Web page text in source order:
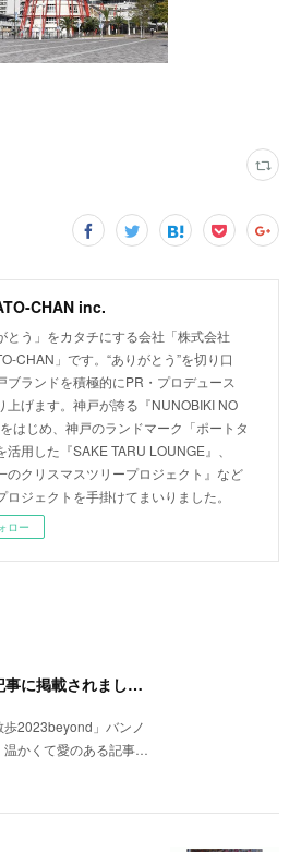
CHAN inc.
とう」をカタチにする会社「株式会社
CHAN」です。“ありがとう”を切り口
ブランドを積極的にPR・プロデュース
上げます。神戸が誇る『NUNOBIKI NO
はじめ、神戸のランドマーク「ポートタ
活用した『SAKE TARU LOUNGE』、
のクリスマスツリープロジェクト』など
ロジェクトを手掛けてまいりました。
ロー
Yahoo Japan newsの記事に掲載されました。
歩2023beyond」バンノ
温かくて愛のある記事…